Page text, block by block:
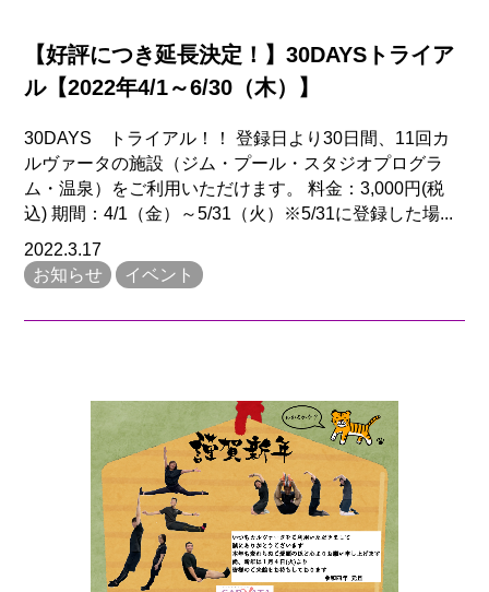
【好評につき延長決定！】30DAYSトライア
ル【2022年4/1～6/30（木）】
30DAYS トライアル！！ 登録日より30日間、11回カ
ルヴァータの施設（ジム・プール・スタジオプログラ
ム・温泉）をご利用いただけます。 料金：3,000円(税
込) 期間：4/1（金）～5/31（火）※5/31に登録した場...
2022.3.17
お知らせ
イベント